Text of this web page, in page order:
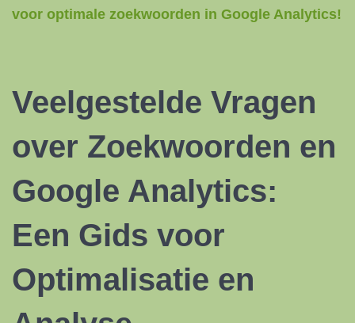
voor optimale zoekwoorden in Google Analytics!
Veelgestelde Vragen
over Zoekwoorden en
Google Analytics:
Een Gids voor
Optimalisatie en